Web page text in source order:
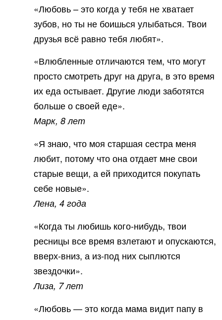
«Любовь – это когда у тебя не хватает
зубов, но ты не боишься улыбаться. Твои
друзья всё равно тебя любят».
«Влюбленные отличаются тем, что могут
просто смотреть друг на друга, в это время
их еда остывает. Другие люди заботятся
больше о своей еде».
Марк, 8 лет
«Я знаю, что моя старшая сестра меня
любит, потому что она отдает мне свои
старые вещи, а ей приходится покупать
себе новые».
Лена, 4 года
«Когда ты любишь кого-нибудь, твои
ресницы все время взлетают и опускаются,
вверх-вниз, а из-под них сыплются
звездочки».
Лиза, 7 лет
«Любовь — это когда мама видит папу в